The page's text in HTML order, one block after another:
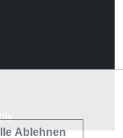
Ablehnen